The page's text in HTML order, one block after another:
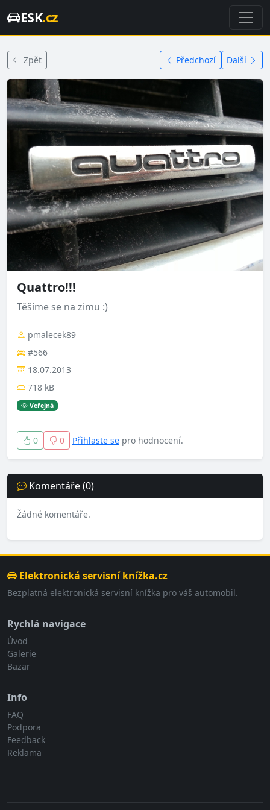
ESK.cz
Zpět Předchozí Další
Quattro!!!
Těšíme se na zimu :)
pmalecek89
#566
18.07.2013
718 kB
Veřejná
0 0 Přihlaste se pro hodnocení.
Komentáře (0)
Žádné komentáře.
Elektronická servisní knížka.cz
Bezplatná elektronická servisní knížka pro váš automobil.
Rychlá navigace
Úvod
Galerie
Bazar
Info
FAQ
Podpora
Feedback
Reklama